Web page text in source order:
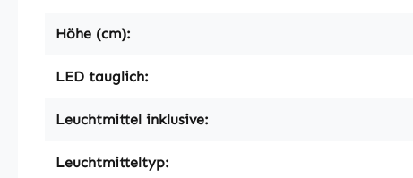
Höhe (cm):
LED tauglich:
Leuchtmittel inklusive:
Leuchtmitteltyp: